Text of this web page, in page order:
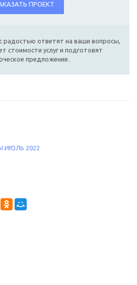
ПРОЕКТ
радостью ответят на ваши вопросы,
стоимости услуг и подготовят
предложение.
ИЮЛЬ 2022